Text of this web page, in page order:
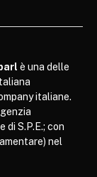
è una delle
italiane.
di S.P.E.; con
nel